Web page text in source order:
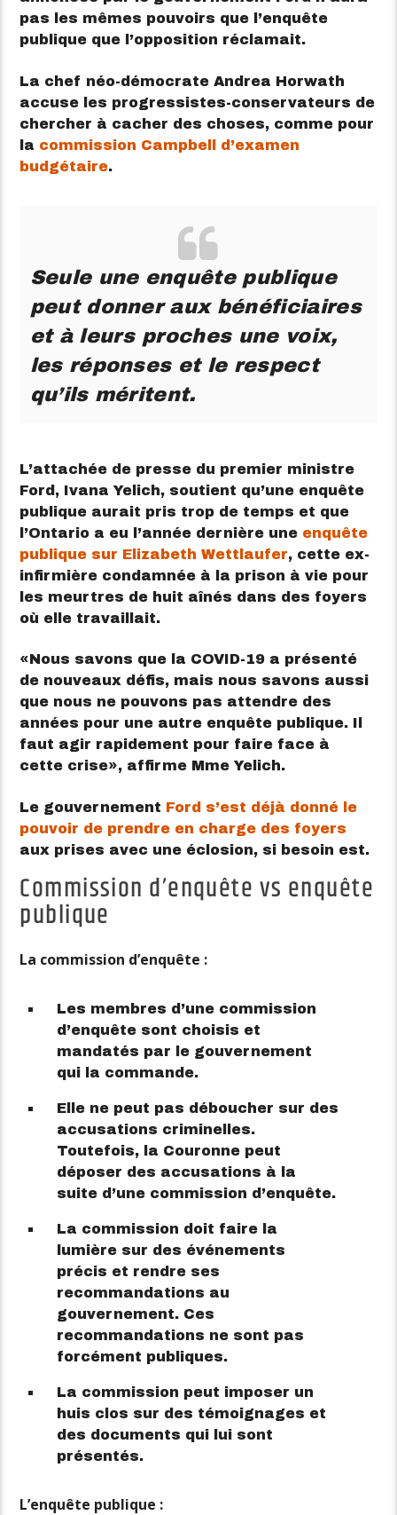
pas les mêmes pouvoirs que l’enquête
publique que l’opposition réclamait.
La chef néo-démocrate Andrea Horwath
accuse les progressistes-conservateurs de
chercher à cacher des choses, comme pour
la commission Campbell d’examen
budgétaire.
Seule une enquête publique
peut donner aux bénéficiaires
et à leurs proches une voix,
les réponses et le respect
qu’ils méritent.
L’attachée de presse du premier ministre
Ford, Ivana Yelich, soutient qu’une enquête
publique aurait pris trop de temps et que
l’Ontario a eu l’année dernière une enquête
publique sur Elizabeth Wettlaufer, cette ex-
infirmière condamnée à la prison à vie pour
les meurtres de huit aînés dans des foyers
où elle travaillait.
Nous savons que la COVID-19 a présenté
de nouveaux défis, mais nous savons aussi
que nous ne pouvons pas attendre des
années pour une autre enquête publique. Il
faut agir rapidement pour faire face à
cette crise
, affirme Mme Yelich.
Le gouvernement Ford s’est déjà donné le
pouvoir de prendre en charge des foyers
aux prises avec une éclosion, si besoin est.
Commission d’enquête vs enquête
publique
La commission d’enquête :
Les membres d’une commission
d’enquête sont choisis et
mandatés par le gouvernement
qui la commande.
Elle ne peut pas déboucher sur des
accusations criminelles.
Toutefois, la Couronne peut
déposer des accusations à la
suite d’une commission d’enquête.
La commission doit faire la
lumière sur des événements
précis et rendre ses
recommandations au
gouvernement. Ces
recommandations ne sont pas
forcément publiques.
La commission peut imposer un
huis clos sur des témoignages et
des documents qui lui sont
présentés.
L’enquête publique :